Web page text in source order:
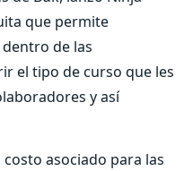
que permite
de las
el tipo de curso que les
y así
asociado para las